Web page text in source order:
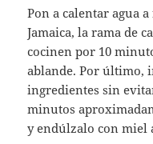
Pon a calentar agua
Jamaica, la rama de
cocinen por 10
ablande. Por último,
ingredientes sin
minutos
y endúlzalo con miel